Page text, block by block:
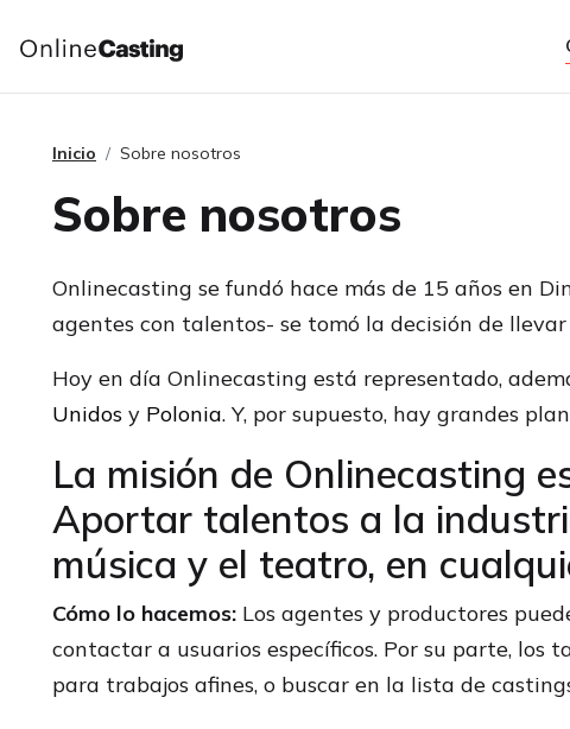
Inicio Sobre nosotros
Sobre nosotros
Onlinecasting se fundó hace más de 15 años en
agentes con talentos- se tomó la decisión de
Hoy en día Onlinecasting está representado,
Unidos y Polonia. Y, por supuesto, hay grandes
La misión de Onlinecasting
Aportar talentos a la
música y el teatro, en
Cómo lo hacemos: Los agentes y productores
contactar a usuarios específicos. Por su parte, los
para trabajos afines, o buscar en la lista de